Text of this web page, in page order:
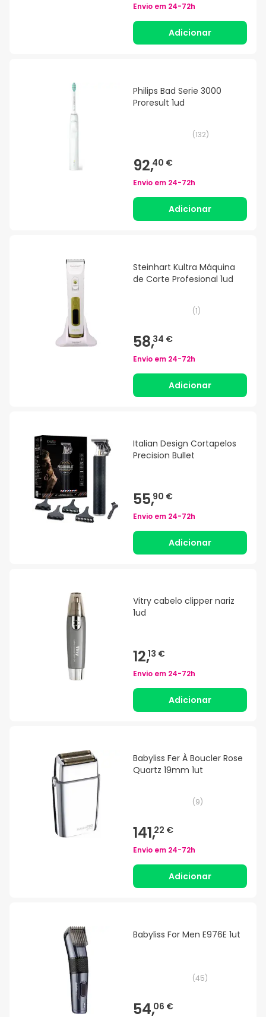
Envio em 24-72h
Adicionar
Philips Bad Serie 3000
Proresult 1ud
(132)
92,40 €
Envio em 24-72h
Adicionar
Steinhart Kultra Máquina
de Corte Profesional 1ud
(1)
58,34 €
Envio em 24-72h
Adicionar
Italian Design Cortapelos
Precision Bullet
55,90 €
Envio em 24-72h
Adicionar
Vitry cabelo clipper nariz
1ud
12,13 €
Envio em 24-72h
Adicionar
Babyliss Fer À Boucler Rose
Quartz 19mm 1ut
(9)
141,22 €
Envio em 24-72h
Adicionar
Babyliss For Men E976E 1ut
(45)
54,06 €